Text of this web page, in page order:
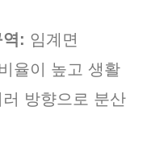
: 임계면
율이 높고 생활
방향으로 분산